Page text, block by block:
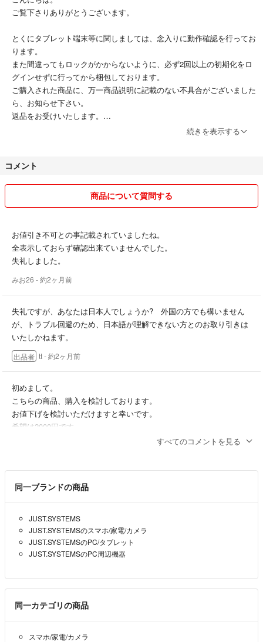
ご覧下さりありがとうございます。
とくにタブレット端末等に関しましては、念入りに動作確認を行ってお
ります。
また間違ってもロックがかからないように、必ず2回以上の初期化をロ
グインせずに行ってから梱包しております。
ご購入された商品に、万一商品説明に記載のない不具合がございました
ら、お知らせ下さい。
返品をお受けいたします。
さいの保証はできかねます。
続きを表示する
コメント
商品について質問する
お値引き不可との事記載されていましたね。
全表示しておらず確認出来ていませんでした。
失礼しました。
みお26 - 約2ヶ月前
失礼ですが、あなたは日本人でしょうか? 外国の方でも構いません
が、トラブル回避のため、日本語が理解できない方とのお取り引きは
いたしかねます。
出品者 tt- 約2ヶ月前
初めまして。
こちらの商品、購入を検討しております。
お値下げを検討いただけますと幸いです。
希望は2000円です。
すべてのコメントを見る
同一ブランドの商品
JUST.SYSTEMS
JUST.SYSTEMSのスマホ/家電/カメラ
JUST.SYSTEMSのPC/タブレット
JUST.SYSTEMSのPC周辺機器
同一カテゴリの商品
スマホ/家電/カメラ